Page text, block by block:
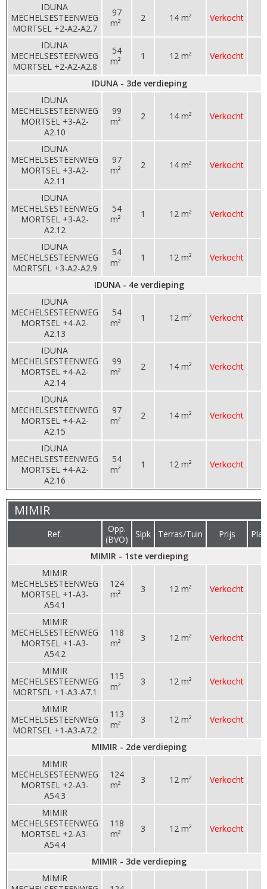
IDUNA
MECHELSESTEENWEG
MORTSEL +2-A2-A2.7
97
m²
2 14 m² Verkocht
IDUNA
MECHELSESTEENWEG
MORTSEL +2-A2-A2.8
54
m²
1 12 m² Verkocht
IDUNA - 3de verdieping
IDUNA
MECHELSESTEENWEG
MORTSEL +3-A2-
A2.10
99
m²
2 14 m² Verkocht
IDUNA
MECHELSESTEENWEG
MORTSEL +3-A2-
A2.11
97
m²
2 14 m² Verkocht
IDUNA
MECHELSESTEENWEG
MORTSEL +3-A2-
A2.12
54
m²
1 12 m² Verkocht
IDUNA
MECHELSESTEENWEG
MORTSEL +3-A2-A2.9
54
m²
1 12 m² Verkocht
IDUNA - 4e verdieping
IDUNA
MECHELSESTEENWEG
MORTSEL +4-A2-
A2.13
54
m²
1 12 m² Verkocht
IDUNA
MECHELSESTEENWEG
MORTSEL +4-A2-
A2.14
99
m²
2 14 m² Verkocht
IDUNA
MECHELSESTEENWEG
MORTSEL +4-A2-
A2.15
97
m²
2 14 m² Verkocht
IDUNA
MECHELSESTEENWEG
MORTSEL +4-A2-
A2.16
54
m²
1 12 m² Verkocht
MIMIR
Ref.
Opp.
(BVO)
Slpk Terras/Tuin Prijs
Plan
MIMIR - 1ste verdieping
MIMIR
MECHELSESTEENWEG
MORTSEL +1-A3-
A54.1
124
m²
3 12 m² Verkocht
MIMIR
MECHELSESTEENWEG
MORTSEL +1-A3-
A54.2
118
m²
3 12 m² Verkocht
MIMIR
MECHELSESTEENWEG
MORTSEL +1-A3-A7.1
115
m²
3 12 m² Verkocht
MIMIR
MECHELSESTEENWEG
MORTSEL +1-A3-A7.2
113
m²
3 12 m² Verkocht
MIMIR - 2de verdieping
MIMIR
MECHELSESTEENWEG
MORTSEL +2-A3-
A54.3
124
m²
3 12 m² Verkocht
MIMIR
MECHELSESTEENWEG
MORTSEL +2-A3-
A54.4
118
m²
3 12 m² Verkocht
MIMIR - 3de verdieping
MIMIR